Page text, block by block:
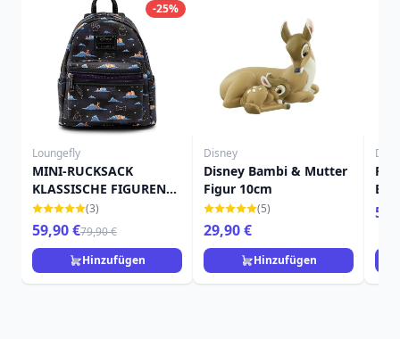
-25%
Loungefly
MINI-RUCKSACK
KLASSISCHE FIGUREN
UND WOLKEN – DISNEY
LOUNGEFLY
(3)
59,90 €79,90 €
Hinzufügen
Disney
Disney Bambi & Mutter
Figur 10cm
(5)
29,90 €
Hinzufügen